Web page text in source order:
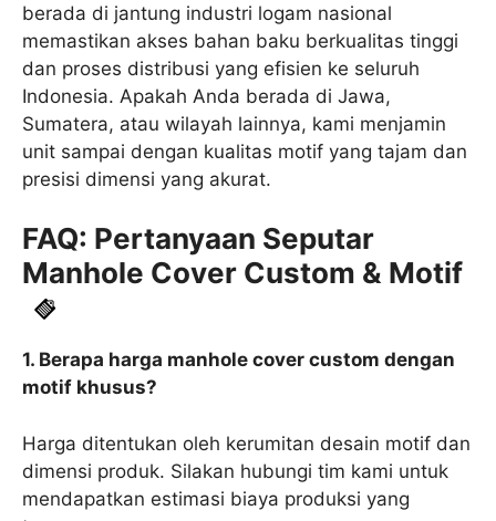
berada di jantung industri logam nasional
memastikan akses bahan baku berkualitas tinggi
dan proses distribusi yang efisien ke seluruh
Indonesia. Apakah Anda berada di Jawa,
Sumatera, atau wilayah lainnya, kami menjamin
unit sampai dengan kualitas motif yang tajam dan
presisi dimensi yang akurat.
FAQ: Pertanyaan Seputar
Manhole Cover Custom & Motif
1. Berapa harga manhole cover custom dengan
motif khusus?
Harga ditentukan oleh kerumitan desain motif dan
dimensi produk. Silakan hubungi tim kami untuk
mendapatkan estimasi biaya produksi yang